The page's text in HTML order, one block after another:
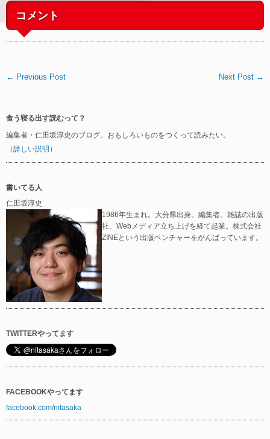
コメント
← Previous Post Next Post →
食う寝る出す読むって？
編集者・仁田坂淳史のブログ。おもしろいものをつくって読みたい。
（詳しい説明 ）
書いてる人
仁田坂淳史
1986年生まれ。大分県出身。編集者。雑誌の出版
社、Webメディア立ち上げを経て起業。株式会社
ZINEという出版ベンチャーをがんばっています。
TWITTERやってます
FACEBOOKやってます
facebook.com/nitasaka